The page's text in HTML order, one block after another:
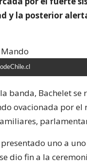
y la posterior
banda, Bachelet se
ovacionada por el
uno a
dio fin a la